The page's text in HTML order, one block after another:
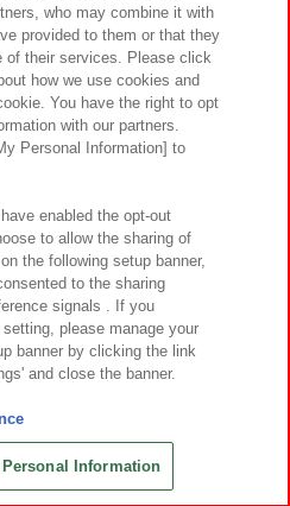
ビリティ サイトポリシー
ブアクセシビリティ方針と検証結果
よくあるご質問・お問い合わせ
Amusement Inc.
Amusement Lab Inc.
Ltd. All Rights Reserved.
who may combine it with
provided to them or that they
of their services. Please click
how we use cookies and
You have the right to opt
with our partners.
Personal Information] to
enabled the opt-out
to allow the sharing of
the following setup banner,
to the sharing
signals . If you
please manage your
banner by clicking the link
and close the banner.
Personal Information